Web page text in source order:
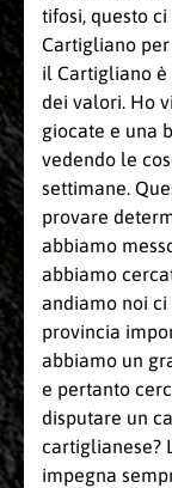
tifosi, questo
Cartigliano
il Cartigliano è
dei valori. Ho
giocate e una
vedendo le
settimane.
provare
abbiamo
abbiamo
andiamo noi ci
provincia
abbiamo un
e pertanto
disputare un
cartiglianese?
impegna